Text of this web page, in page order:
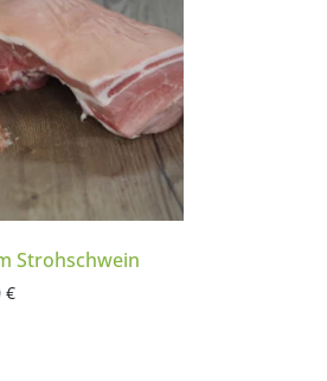
Strohschwein
€